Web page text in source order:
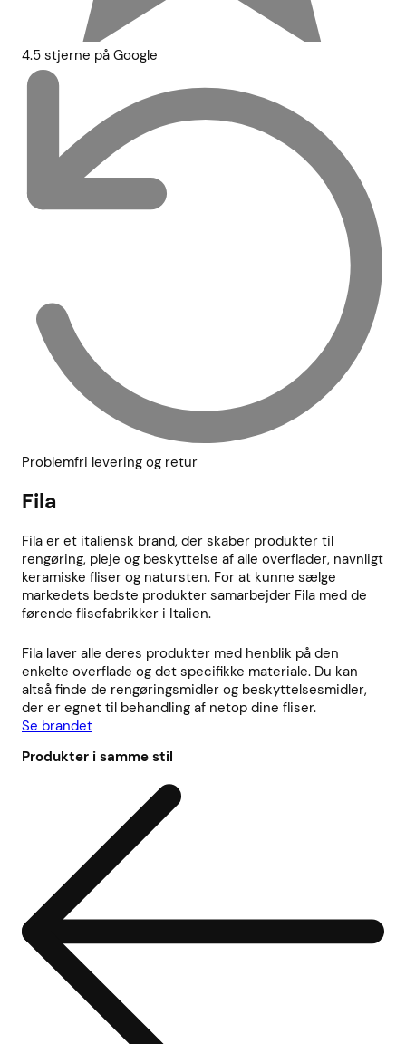
4.5 stjerne på Google
Problemfri levering og retur
Fila
Fila er et italiensk brand, der skaber produkter til
rengøring, pleje og beskyttelse af alle overflader, navnligt
keramiske fliser og natursten. For at kunne sælge
markedets bedste produkter samarbejder Fila med de
førende flisefabrikker i Italien.
Fila laver alle deres produkter med henblik på den
enkelte overflade og det specifikke materiale. Du kan
altså finde de rengøringsmidler og beskyttelsesmidler,
der er egnet til behandling af netop dine fliser.
Se brandet
Produkter i samme stil